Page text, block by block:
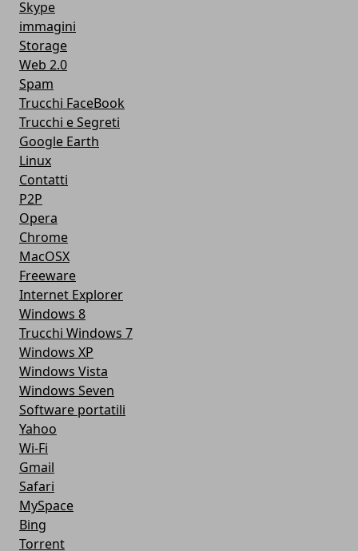
Skype
immagini
Storage
Web 2.0
Spam
Trucchi FaceBook
Trucchi e Segreti
Google Earth
Linux
Contatti
P2P
Opera
Chrome
MacOSX
Freeware
Internet Explorer
Windows 8
Trucchi Windows 7
Windows XP
Windows Vista
Windows Seven
Software portatili
Yahoo
Wi-Fi
Gmail
Safari
MySpace
Bing
Torrent